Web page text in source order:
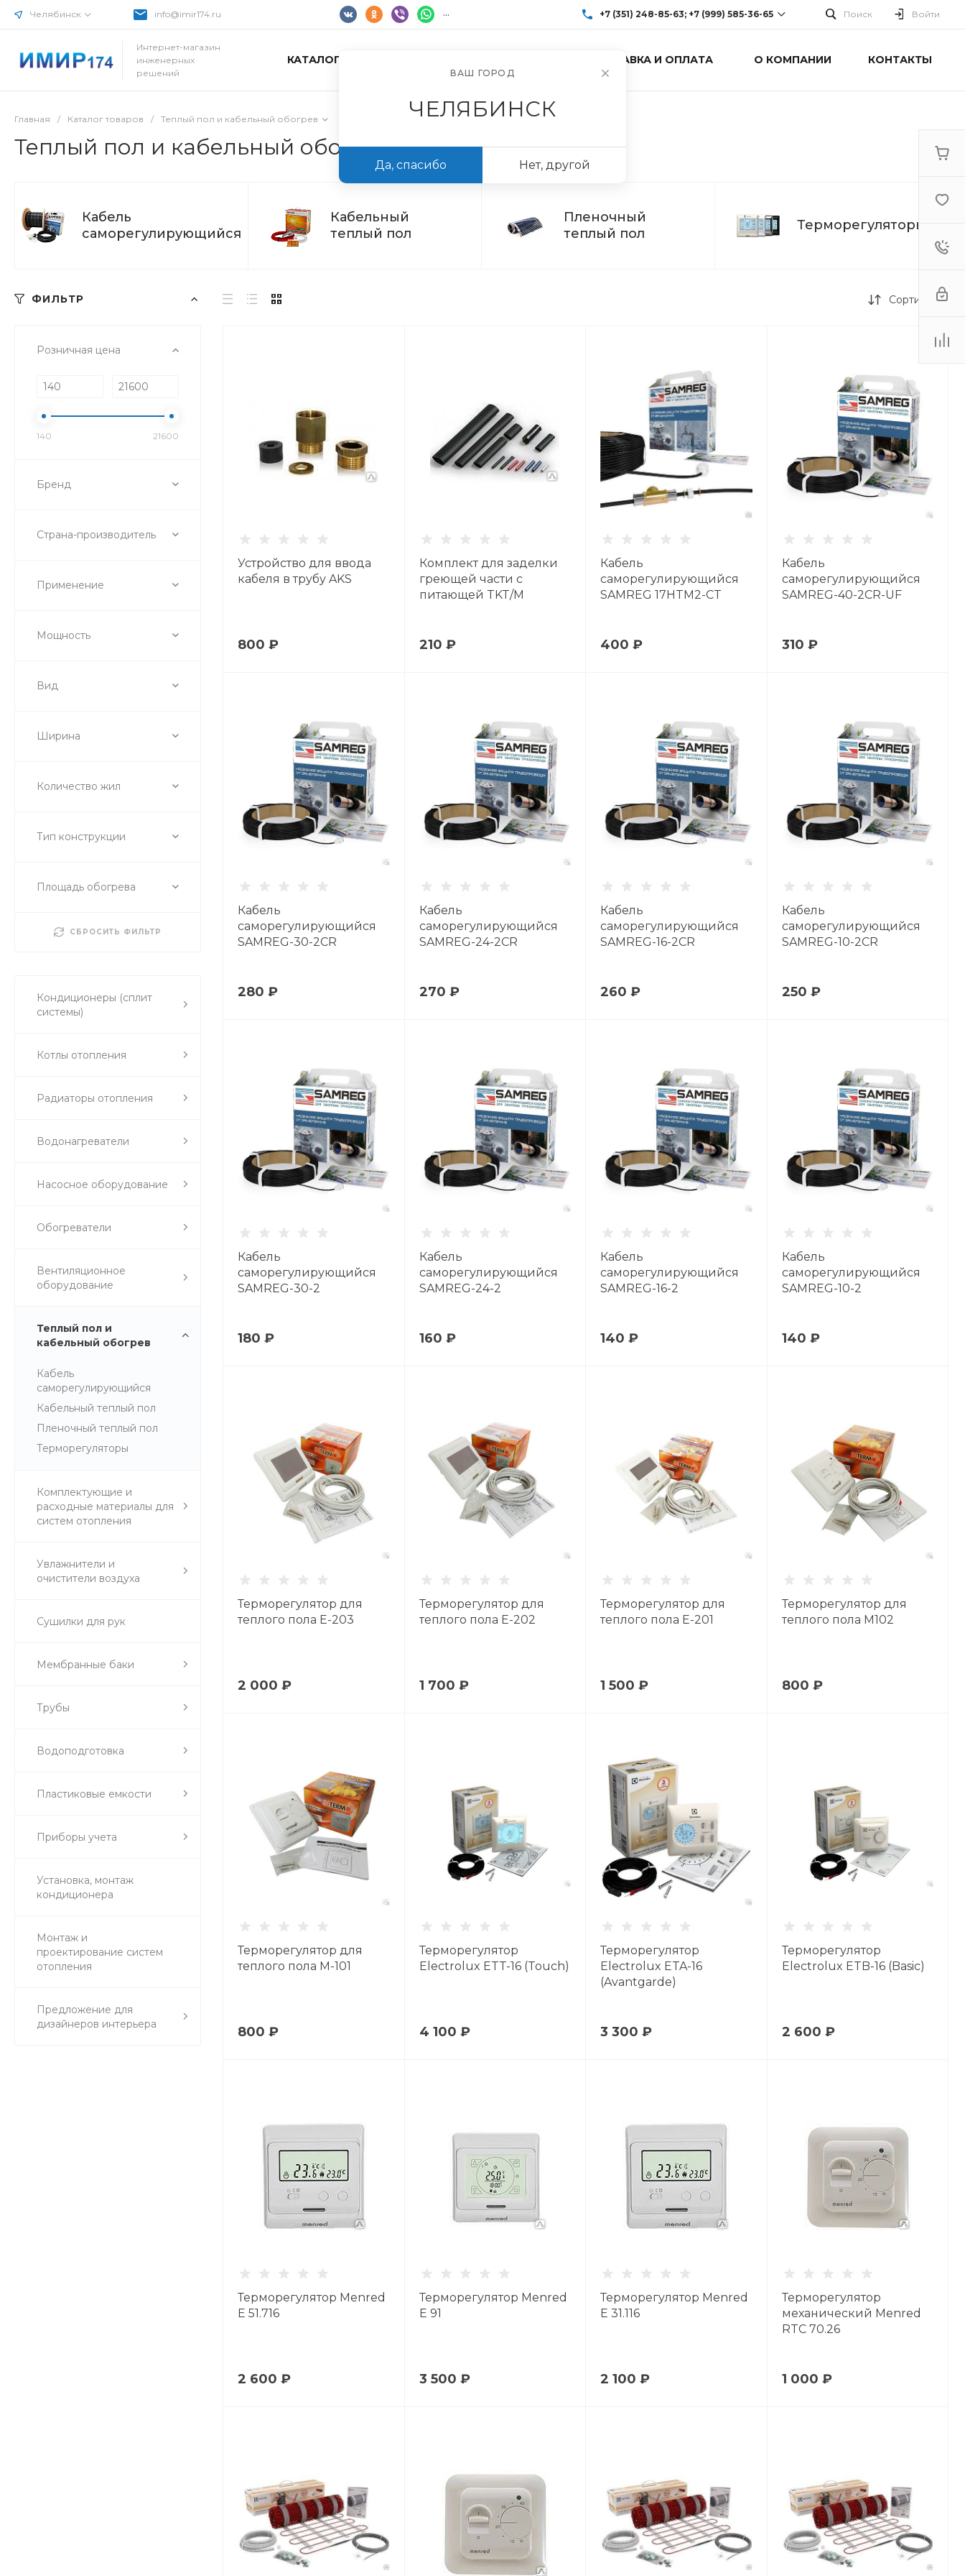
Челябинск info@imir174.ru ... +7 (351) 248-85-63; +7 (999) 585-36-65
+7 (351) 248-85-63; +7 (999) 585-36-65
Поиск Войти
Интернет-магазин
инженерных
решений
КАТАЛОГ ТОВАРОВ ДОСТАВКА И ОПЛАТА О КОМПАНИИ КОНТАКТЫ
Главная / Каталог товаров / Теплый пол и кабельный обогрев
Теплый пол и кабельный обогрев
Кабель
саморегулирующийся
Кабельный
теплый пол
Пленочный
теплый пол
Терморегуляторы
ФИЛЬТР
Розничная цена
140 21600
Бренд
Страна-производитель
Применение
Мощность
Вид
Ширина
Количество жил
Тип конструкции
Площадь обогрева
СБРОСИТЬ ФИЛЬТР
Кондиционеры (сплит
системы)
Котлы отопления
Радиаторы отопления
Водонагреватели
Насосное оборудование
Обогреватели
Вентиляционное
оборудование
Теплый пол и
кабельный обогрев
Кабель
саморегулирующийся
Кабельный теплый пол
Пленочный теплый пол
Терморегуляторы
Комплектующие и
расходные материалы для
систем отопления
Увлажнители и
очистители воздуха
Сушилки для рук
Мембранные баки
Трубы
Водоподготовка
Пластиковые емкости
Приборы учета
Установка, монтаж
кондиционера
Монтаж и
проектирование систем
отопления
Предложение для
дизайнеров интерьера
Сортировка
Устройство для ввода
кабеля в трубу AKS
800 ₽
Комплект для заделки
греющей части с
питающей TKT/M
210 ₽
Кабель
саморегулирующийся
SAMREG 17HTM2-CT
400 ₽
Кабель
саморегулирующийся
SAMREG-40-2CR-UF
310 ₽
Кабель
саморегулирующийся
SAMREG-30-2CR
280 ₽
Кабель
саморегулирующийся
SAMREG-24-2CR
270 ₽
Кабель
саморегулирующийся
SAMREG-16-2CR
260 ₽
Кабель
саморегулирующийся
SAMREG-10-2CR
250 ₽
Кабель
саморегулирующийся
SAMREG-30-2
180 ₽
Кабель
саморегулирующийся
SAMREG-24-2
160 ₽
Кабель
саморегулирующийся
SAMREG-16-2
140 ₽
Кабель
саморегулирующийся
SAMREG-10-2
140 ₽
Терморегулятор для
теплого пола E-203
2 000 ₽
Терморегулятор для
теплого пола E-202
1 700 ₽
Терморегулятор для
теплого пола E-201
1 500 ₽
Терморегулятор для
теплого пола M102
800 ₽
Терморегулятор для
теплого пола M-101
800 ₽
Терморегулятор
Electrolux ETT-16 (Touch)
4 100 ₽
Терморегулятор
Electrolux ETA-16
(Avantgarde)
3 300 ₽
Терморегулятор
Electrolux ETB-16 (Basic)
2 600 ₽
Терморегулятор Menred
Е 51.716
2 600 ₽
Терморегулятор Menred
Е 91
3 500 ₽
Терморегулятор Menred
Е 31.116
2 100 ₽
Терморегулятор
механический Menred
RTC 70.26
1 000 ₽
ВАШ ГОРОД
ЧЕЛЯБИНСК
Да, спасибо Нет, другой